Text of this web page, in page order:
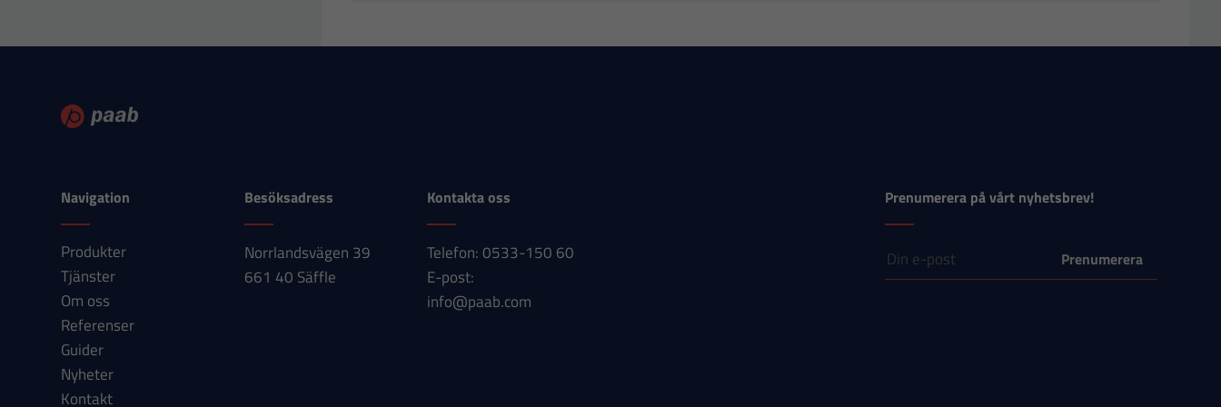
Navigation
Produkter
Tjänster
Om oss
Referenser
Guider
Nyheter
Kontakt
Besöksadress
Norrlandsvägen 39
661 40 Säffle
Kontakta oss
Telefon: 0533-150 60
E-post:
info@paab.com
Prenumerera på vårt nyhetsbrev!
E-post